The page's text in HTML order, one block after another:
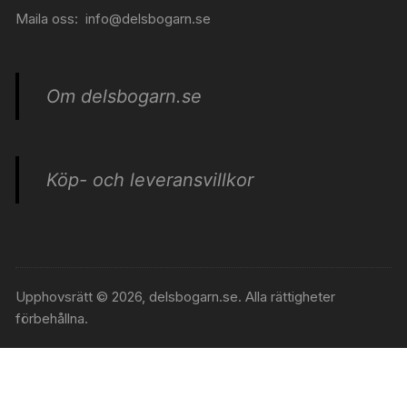
Maila oss:info@delsbogarn.se
Om delsbogarn.se
Köp- och leveransvillkor
Upphovsrätt © 2026, delsbogarn.se. Alla rättigheter
förbehållna.